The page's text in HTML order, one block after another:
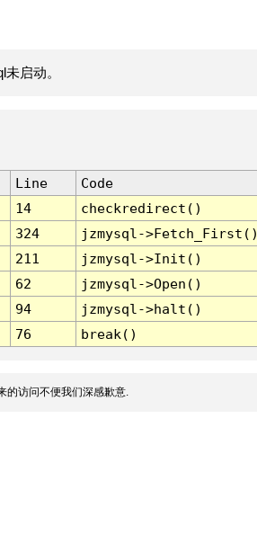
启动。
Line
Code
14
checkredirect()
324
jzmysql-
211
jzmysql->Init()
62
jzmysql->Open()
94
jzmysql->halt()
76 break()
的访问不便我们深感歉意.